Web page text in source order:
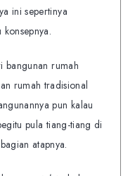
ini sepertinya
bangunan rumah
rumah tradisional
pun kalau
pula tiang-tiang di
atapnya.